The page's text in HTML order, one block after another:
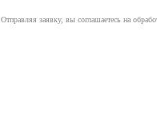
Отправляя заявку, вы соглашаетесь на